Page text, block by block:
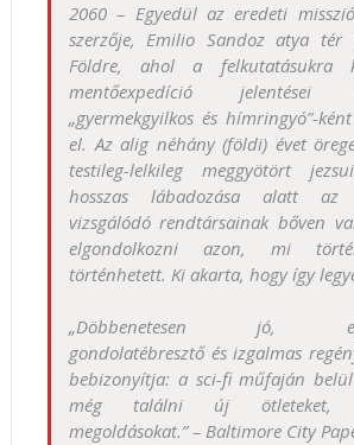
2060 – Egyedül az eredeti
szerzője, Emilio Sandoz atya tér
Földre, ahol a felkutatásukra
mentőexpedíció jelentései
„gyermekgyilkos és hímringyó”-
el. Az alig néhány (földi) évet
testileg-lelkileg meggyötört
hosszas lábadozása alatt az
vizsgálódó rendtársainak bőven
elgondolkozni azon, mi
történhetett. Ki akarta, hogy így
„Döbbenetesen jó,
gondolatébresztő és izgalmas
bebizonyítja: a sci-fi műfaján
még találni új ötleteket,
megoldásokat.” – Baltimore City